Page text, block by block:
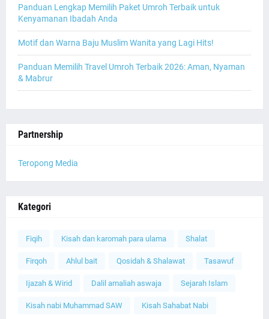
Panduan Lengkap Memilih Paket Umroh Terbaik untuk
Kenyamanan Ibadah Anda
Motif dan Warna Baju Muslim Wanita yang Lagi Hits!
Panduan Memilih Travel Umroh Terbaik 2026: Aman, Nyaman
& Mabrur
Partnership
Teropong Media
Kategori
Fiqih Kisah dan karomah para ulama Shalat
Firqoh Ahlul bait Qosidah & Shalawat Tasawuf
Ijazah & Wirid Dalil amaliah aswaja Sejarah Islam
Kisah nabi Muhammad SAW Kisah Sahabat Nabi